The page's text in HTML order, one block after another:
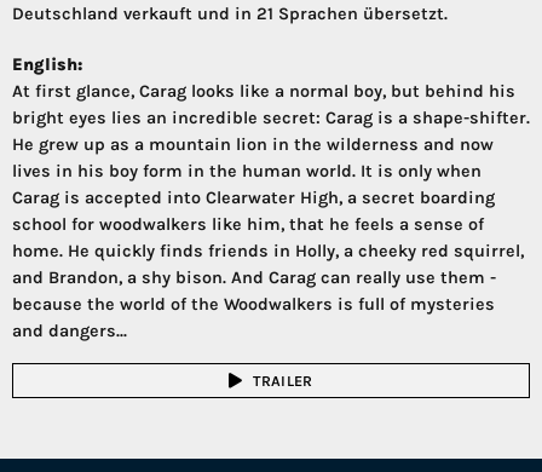
Deutschland verkauft und in 21 Sprachen übersetzt.
English:
At first glance, Carag looks like a normal boy, but behind his
bright eyes lies an incredible secret: Carag is a shape-shifter.
He grew up as a mountain lion in the wilderness and now
lives in his boy form in the human world. It is only when
Carag is accepted into Clearwater High, a secret boarding
school for woodwalkers like him, that he feels a sense of
home. He quickly finds friends in Holly, a cheeky red squirrel,
and Brandon, a shy bison. And Carag can really use them -
because the world of the Woodwalkers is full of mysteries
and dangers...
TRAILER